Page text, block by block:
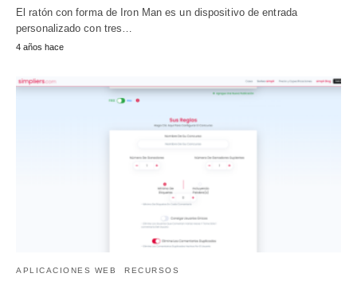
El ratón con forma de Iron Man es un dispositivo de entrada
personalizado con tres…
4 años hace
APLICACIONES WEB RECURSOS